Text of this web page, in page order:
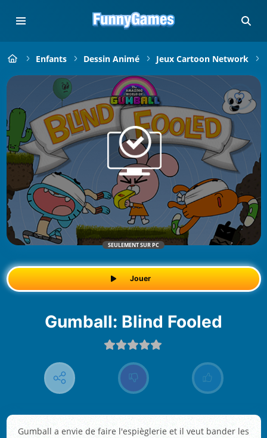
Enfants Dessin Animé Jeux Cartoon Network
SEULEMENT SUR PC
Jouer
Gumball: Blind Fooled
Gumball a envie de faire l'espièglerie et il veut bander les